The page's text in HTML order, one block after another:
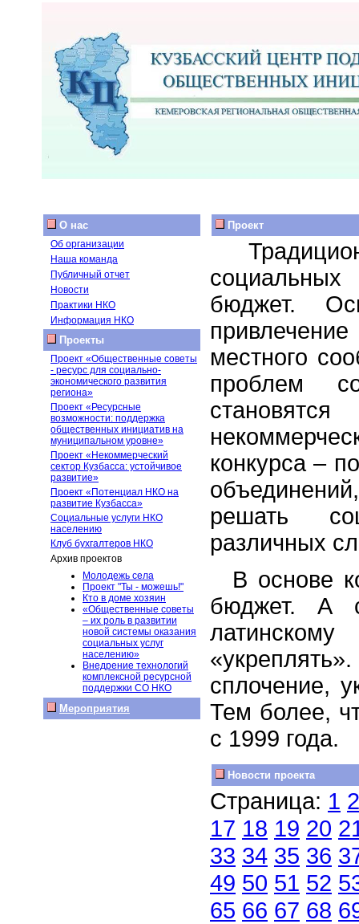
О нас
Об организации
Наша команда
Публичный отчет
Новости
Практики НКО
Информация НКО
Проекты
Проект «Общественные советы
- ресурс для социально-
экономического развития
региона»
Проект «Ресурсные
возможности: поддержка
общественных инициатив на
муниципальном уровне»
Проект «Некоммерческий
сектор Кузбасса: устойчивое
развитие»
Проект «Потенциал НКО на
развитие Кузбасса»
Социальные услуги НКО
населению
Клуб бухгалтеров НКО
Архив проектов
Молодежь села
Проект "Ты - можешь!"
Кто в доме хозяин
«Общественные советы
– их роль в развитии
новой системы оказания
социальных услуг
населению»
Внедрение технологий
комплексной ресурсной
поддержки СО НКО
Мероприятия
Проект
социальных
бюджет.
местного
проблем
конкурса –
решать
различных
В основе
бюджет. А
сплочение,
Тем более,
с 1999 года.
Новости проекта
Страница: 1 2
17 18 19 20
33 34 35 36
49 50 51 52
65 66 67 68